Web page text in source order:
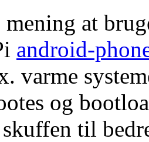
at
android-
varme
og
til